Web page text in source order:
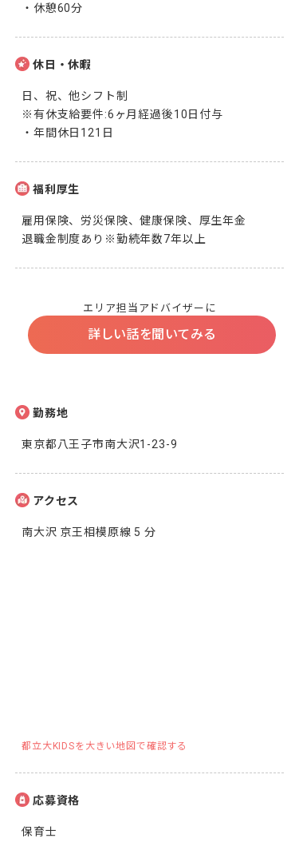
・休憩60分
休日・休暇
日、祝、他シフト制
※有休支給要件:6ヶ月経過後10日付与
・年間休日121日
福利厚生
雇用保険、労災保険、健康保険、厚生年金
退職金制度あり※勤続年数7年以上
エリア担当アドバイザーに
詳しい話を聞いてみる
勤務地
東京都八王子市南大沢1-23-9
アクセス
南大沢 京王相模原線 5 分
都立大KIDSを大きい地図で確認する
応募資格
保育士